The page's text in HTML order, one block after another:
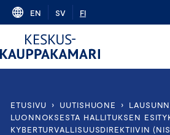
Skip
content
EN SV FI
ETUSIVU › UUTISHUONE ›
LUONNOKSESTA HALLITUKSEN
KYBERTURVALLISUUSDIREKTIIVIN